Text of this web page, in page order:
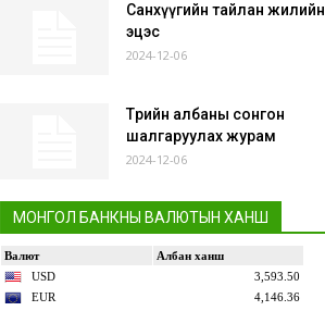
Санхүүгийн тайлан жилийн
эцэс
2024-12-06
Төрийн албаны сонгон
шалгаруулах журам
2024-12-06
МОНГОЛ БАНКНЫ ВАЛЮТЫН ХАНШ